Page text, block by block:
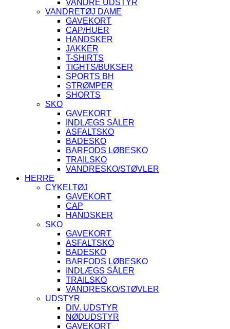
VANDRE UDSTYR
VANDRETØJ DAME
GAVEKORT
CAP/HUER
HANDSKER
JAKKER
T-SHIRTS
TIGHTS/BUKSER
SPORTS BH
STRØMPER
SHORTS
SKO
GAVEKORT
INDLÆGS SÅLER
ASFALTSKO
BADESKO
BARFODS LØBESKO
TRAILSKO
VANDRESKO/STØVLER
HERRE
CYKELTØJ
GAVEKORT
CAP
HANDSKER
SKO
GAVEKORT
ASFALTSKO
BADESKO
BARFODS LØBESKO
INDLÆGS SÅLER
TRAILSKO
VANDRESKO/STØVLER
UDSTYR
DIV. UDSTYR
NØDUDSTYR
GAVEKORT